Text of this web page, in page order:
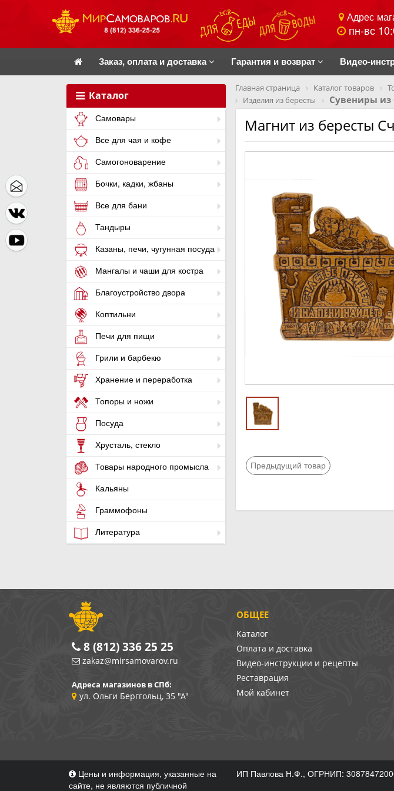
Адрес
пн-вс
Заказ, оплата и доставка Гарантия и возврат Видео-
Каталог
Самовары
Все для чая и кофе
Самогоноварение
Бочки, кадки, жбаны
Все для бани
Тандыры
Казаны, печи, чугунная посуда
Мангалы и чаши для костра
Благоустройство двора
Коптильни
Печи для пищи
Грили и барбекю
Хранение и переработка
Топоры и ножи
Посуда
Хрусталь, стекло
Товары народного промысла
Кальяны
Граммофоны
Литература
Главная страница Каталог товаров
Изделия из бересты
Сувениры из
Магнит из бересты
Предыдущий товар
ОБЩЕЕ
Каталог
Оплата и доставка
Видео-инструкции и рецепты
Реставрация
Мой кабинет
8 (812) 336 25 25
zakaz@mirsamovarov.ru
Адреса магазинов в СПб:
ул. Ольги Берггольц, 35 "А"
Цены и информация, указанные на
сайте, не являются публичной
ИП Павлова Н.Ф., ОГРНИП: